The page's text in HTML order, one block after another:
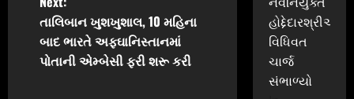
n
a
તાલિબાન ખુશખુશાલ, 10 મહિના
બાદ ભારતે અફઘાનિસ્તાનમાં
પોતાની એમ્બેસી ફરી શરૂ કરી
હોદ્દેદારશ્રીઓએ
વિધિવત
ચાર્જ
સંભાળ્યો